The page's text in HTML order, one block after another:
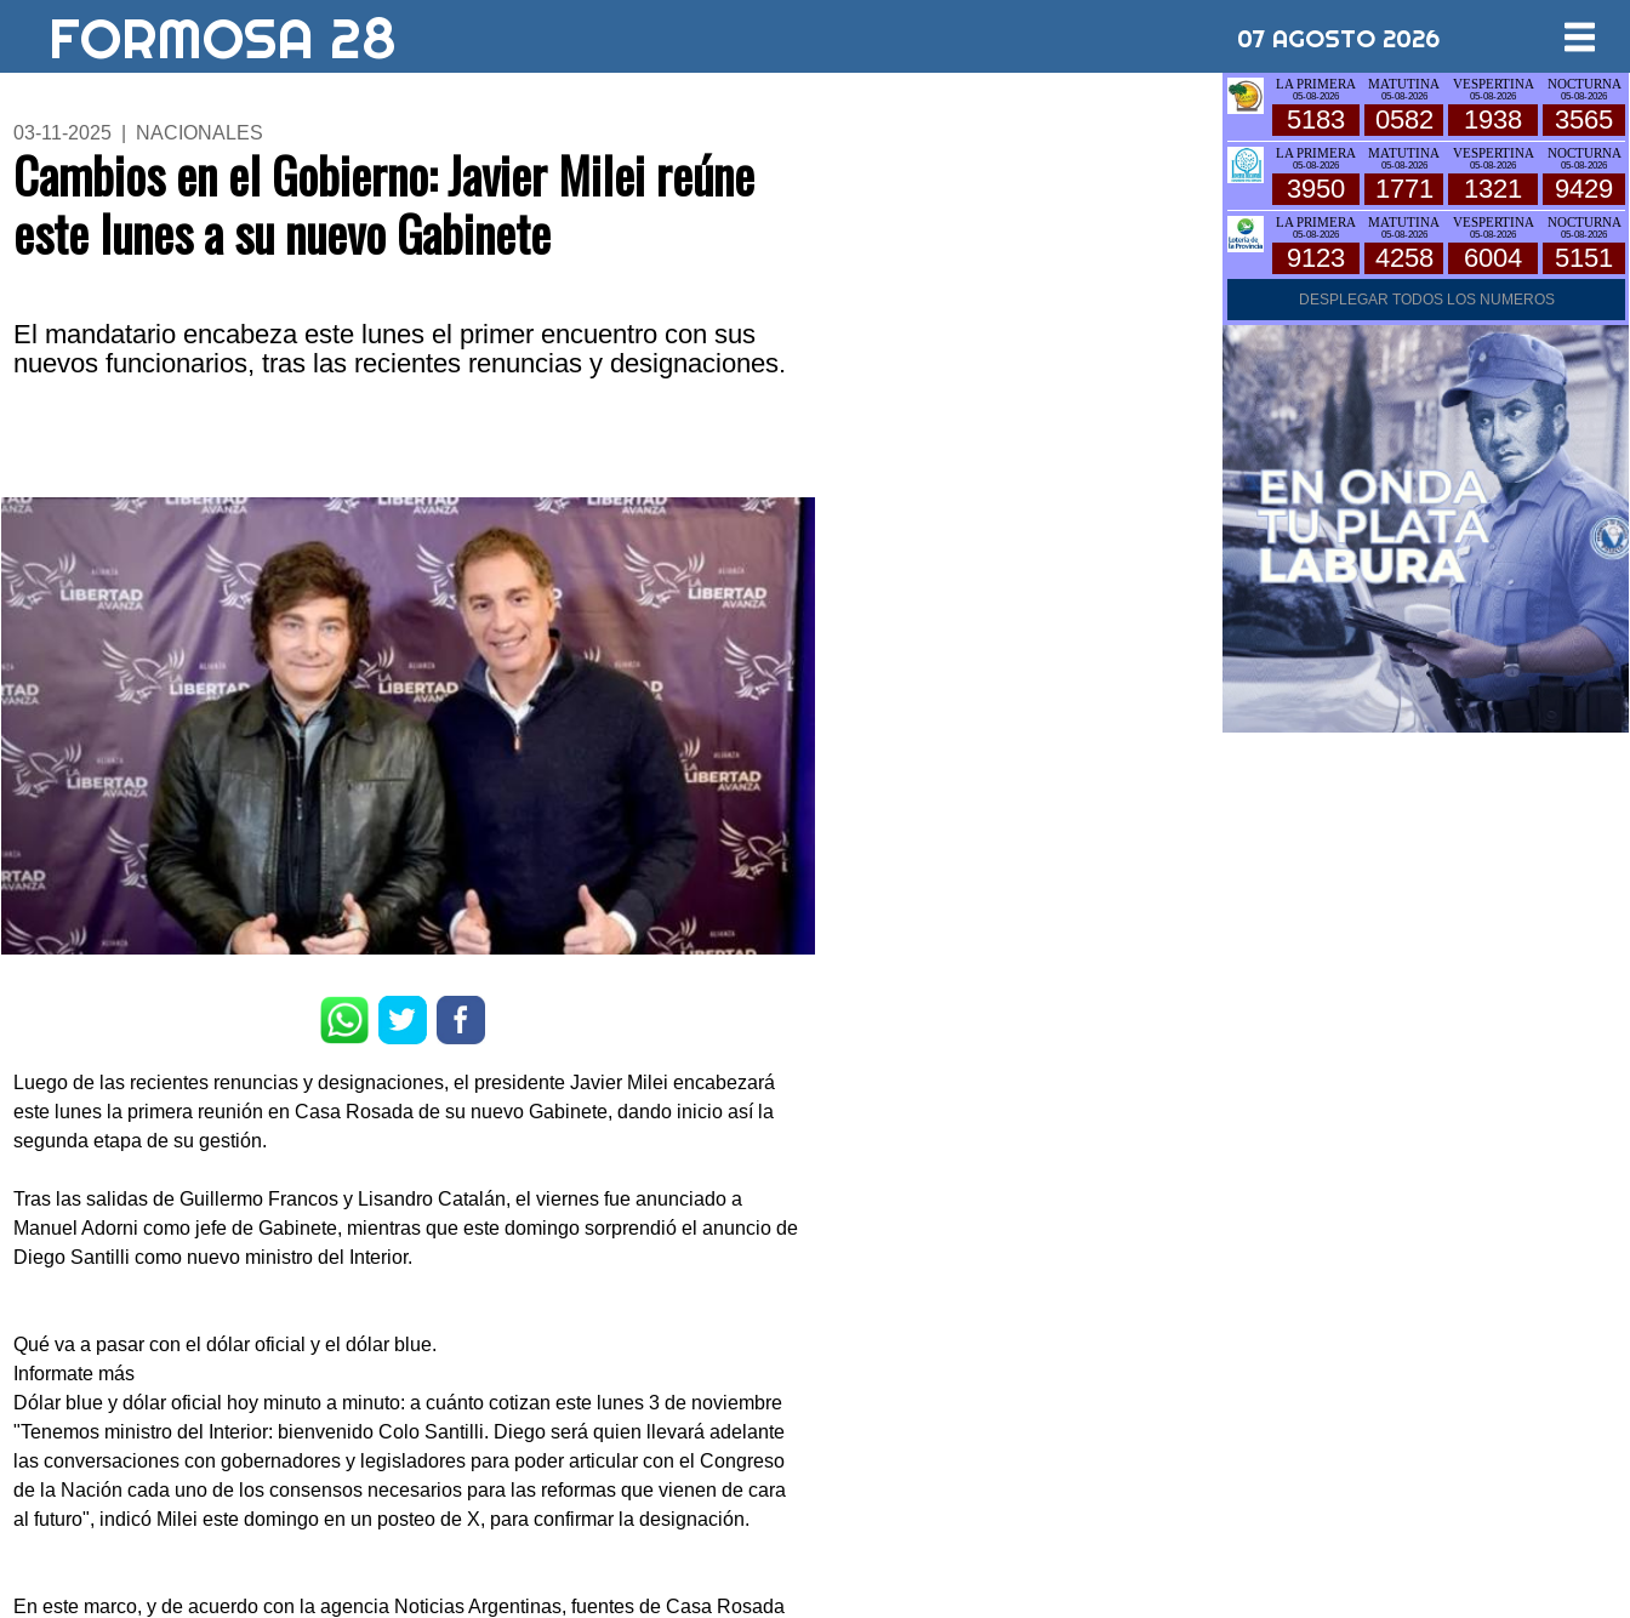
07 AGOSTO 2026
LA PRIMERA
05-08-2026
5183
MATUTINA
05-08-2026
0582
VESPERTINA
05-08-2026
1938
NOCTURNA
05-08-2026
3565
LA PRIMERA
05-08-2026
3950
MATUTINA
05-08-2026
1771
VESPERTINA
05-08-2026
1321
NOCTURNA
05-08-2026
9429
LA PRIMERA
05-08-2026
9123
MATUTINA
05-08-2026
4258
VESPERTINA
05-08-2026
6004
NOCTURNA
05-08-2026
5151
DESPLEGAR TODOS LOS NUMEROS
FORMOSA 28
03-11-2025 | NACIONALES
Cambios en el Gobierno: Javier Milei reúne
este lunes a su nuevo Gabinete
El mandatario encabeza este lunes el primer encuentro con sus
nuevos funcionarios, tras las recientes renuncias y designaciones.
Luego de las recientes renuncias y designaciones, el presidente Javier Milei encabezará
este lunes la primera reunión en Casa Rosada de su nuevo Gabinete, dando inicio así la
segunda etapa de su gestión.
Tras las salidas de Guillermo Francos y Lisandro Catalán, el viernes fue anunciado a
Manuel Adorni como jefe de Gabinete, mientras que este domingo sorprendió el anuncio de
Diego Santilli como nuevo ministro del Interior.
Qué va a pasar con el dólar oficial y el dólar blue.
Informate más
Dólar blue y dólar oficial hoy minuto a minuto: a cuánto cotizan este lunes 3 de noviembre
"Tenemos ministro del Interior: bienvenido Colo Santilli. Diego será quien llevará adelante
las conversaciones con gobernadores y legisladores para poder articular con el Congreso
de la Nación cada uno de los consensos necesarios para las reformas que vienen de cara
al futuro", indicó Milei este domingo en un posteo de X, para confirmar la designación.
En este marco, y de acuerdo con la agencia Noticias Argentinas, fuentes de Casa Rosada